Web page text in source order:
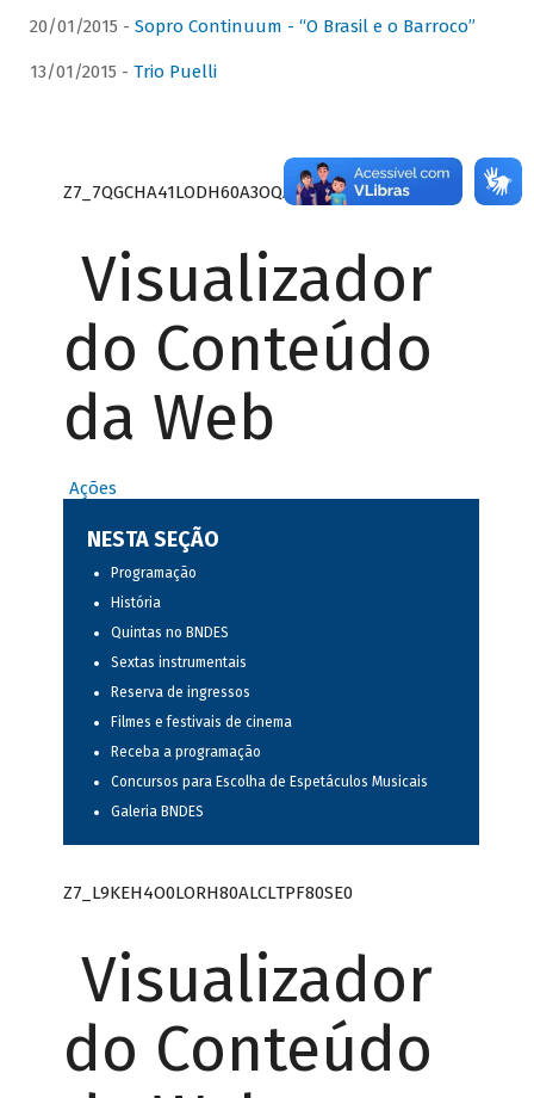
20/01/2015 - Sopro Continuum - “O Brasil e o Barroco”
13/01/2015 - Trio Puelli
Z7_7QGCHA41LODH60A3OQA8RN1415
Visualizador
do Conteúdo
da Web
Ações
NESTA SEÇÃO
Programação
História
Quintas no BNDES
Sextas instrumentais
Reserva de ingressos
Filmes e festivais de cinema
Receba a programação
Concursos para Escolha de Espetáculos Musicais
Galeria BNDES
Z7_L9KEH4O0LORH80ALCLTPF80SE0
Visualizador
do Conteúdo